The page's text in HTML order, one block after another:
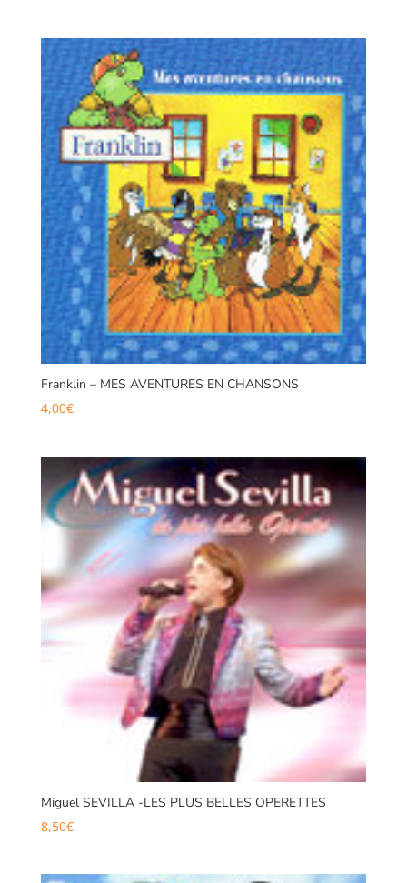
Franklin – MES AVENTURES EN CHANSONS
4,00€
Miguel SEVILLA -LES PLUS BELLES OPERETTES
8,50€